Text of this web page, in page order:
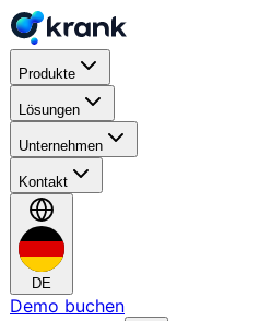
Produkte
Lösungen
Unternehmen
Kontakt
DE
Demo buchen